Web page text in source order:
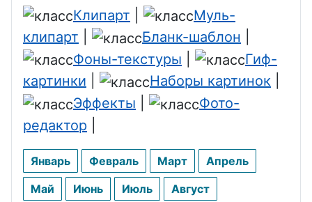
Клипарт
Муль-
клипарт
Бланк-шаблон
Фоны-текстуры
Гиф-
картинки
Наборы картинок
Эффекты
Фото-
редактор
Январь Февраль Март
Апрель
Май
Июнь Июль
Август